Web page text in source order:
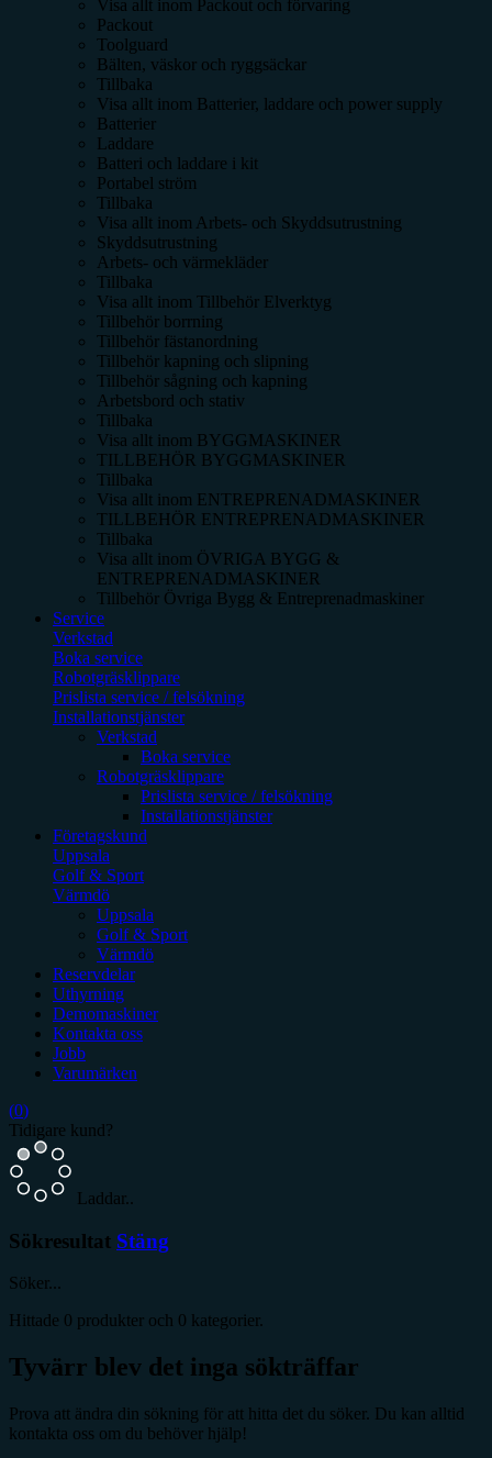
Visa allt inom Packout och förvaring
Packout
Toolguard
Bälten, väskor och ryggsäckar
Tillbaka
Visa allt inom Batterier, laddare och power supply
Batterier
Laddare
Batteri och laddare i kit
Portabel ström
Tillbaka
Visa allt inom Arbets- och Skyddsutrustning
Skyddsutrustning
Arbets- och värmekläder
Tillbaka
Visa allt inom Tillbehör Elverktyg
Tillbehör borrning
Tillbehör fästanordning
Tillbehör kapning och slipning
Tillbehör sågning och kapning
Arbetsbord och stativ
Tillbaka
Visa allt inom BYGGMASKINER
TILLBEHÖR BYGGMASKINER
Tillbaka
Visa allt inom ENTREPRENADMASKINER
TILLBEHÖR ENTREPRENADMASKINER
Tillbaka
Visa allt inom ÖVRIGA BYGG &
ENTREPRENADMASKINER
Tillbehör Övriga Bygg & Entreprenadmaskiner
Service
Verkstad
Boka service
Robotgräsklippare
Prislista service / felsökning
Installationstjänster
Verkstad
Boka service
Robotgräsklippare
Prislista service / felsökning
Installationstjänster
Företagskund
Uppsala
Golf & Sport
Värmdö
Uppsala
Golf & Sport
Värmdö
Reservdelar
Uthyrning
Demomaskiner
Kontakta oss
Jobb
Varumärken
(0)
Tidigare kund?
Laddar..
Sökresultat Stäng
Söker...
Hittade 0 produkter och 0 kategorier.
Tyvärr blev det inga sökträffar
Prova att ändra din sökning för att hitta det du söker. Du kan alltid
kontakta oss om du behöver hjälp!